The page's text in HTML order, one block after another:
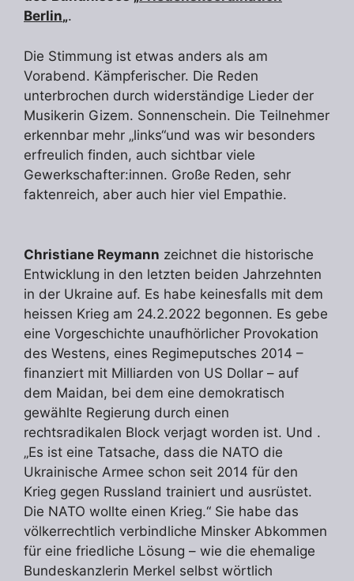
Berlin„.
Die Stimmung ist etwas anders als am
Vorabend. Kämpferischer. Die Reden
unterbrochen durch widerständige Lieder der
Musikerin Gizem. Sonnenschein. Die Teilnehmer
erkennbar mehr „links“und was wir besonders
erfreulich finden, auch sichtbar viele
Gewerkschafter:innen. Große Reden, sehr
faktenreich, aber auch hier viel Empathie.
Christiane Reymann zeichnet die historische
Entwicklung in den letzten beiden Jahrzehnten
in der Ukraine auf. Es habe keinesfalls mit dem
heissen Krieg am 24.2.2022 begonnen. Es gebe
eine Vorgeschichte unaufhörlicher Provokation
des Westens, eines Regimeputsches 2014 –
finanziert mit Milliarden von US Dollar – auf
dem Maidan, bei dem eine demokratisch
gewählte Regierung durch einen
rechtsradikalen Block verjagt worden ist. Und .
„Es ist eine Tatsache, dass die NATO die
Ukrainische Armee schon seit 2014 für den
Krieg gegen Russland trainiert und ausrüstet.
Die NATO wollte einen Krieg.“ Sie habe das
völkerrechtlich verbindliche Minsker Abkommen
für eine friedliche Lösung – wie die ehemalige
Bundeskanzlerin Merkel selbst wörtlich